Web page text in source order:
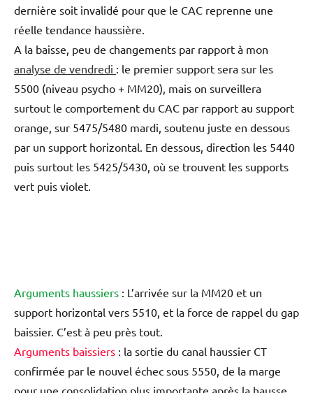
dernière soit invalidé pour que le CAC reprenne une
réelle tendance haussière.
A la baisse, peu de changements par rapport à mon
analyse de vendredi : le premier support sera sur les
5500 (niveau psycho + MM20), mais on surveillera
surtout le comportement du CAC par rapport au support
orange, sur 5475/5480 mardi, soutenu juste en dessous
par un support horizontal. En dessous, direction les 5440
puis surtout les 5425/5430, où se trouvent les supports
vert puis violet.
Arguments haussiers : L’arrivée sur la MM20 et un
support horizontal vers 5510, et la force de rappel du gap
baissier. C’est à peu près tout.
Arguments baissiers : la sortie du canal haussier CT
confirmée par le nouvel échec sous 5550, de la marge